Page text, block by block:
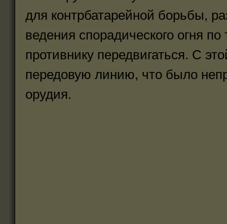
для контрбатарейной борьбы,
ведения спорадического огня
противнику передвигаться. С
передовую линию, что было
орудия.